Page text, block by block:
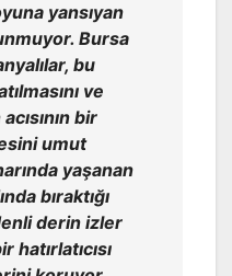
yansıyan
Bursa
bu
ve
bir
umut
yaşanan
bıraktığı
derin izler
hatırlatıcısı